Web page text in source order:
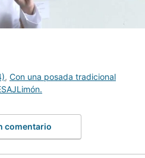
, Con una posada tradicional
comentario